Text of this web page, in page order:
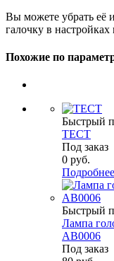
Вы можете убрать её
галочку в
Похожие по
Быстрый
ТЕСТ
Под заказ
0 руб.
Подробнее
Быстрый
Лампа
AB0006
Под заказ